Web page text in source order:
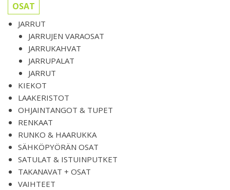
OSAT
JARRUT
JARRUJEN VARAOSAT
JARRUKAHVAT
JARRUPALAT
JARRUT
KIEKOT
LAAKERISTOT
OHJAINTANGOT & TUPET
RENKAAT
RUNKO & HAARUKKA
SÄHKÖPYÖRÄN OSAT
SATULAT & ISTUINPUTKET
TAKANAVAT + OSAT
VAIHTEET